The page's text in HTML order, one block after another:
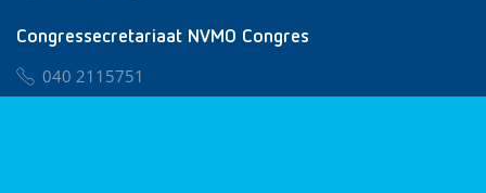
Congressecretariaat NVMO Congres
040 2115751